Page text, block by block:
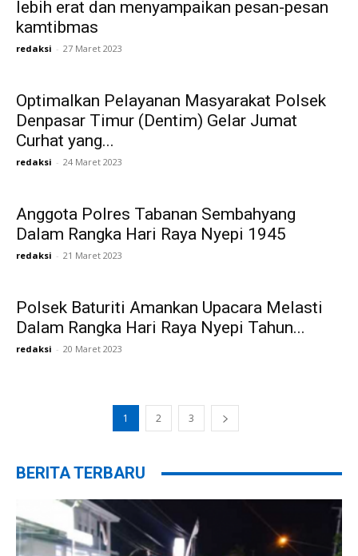
lebih erat dan menyampaikan pesan-pesan
kamtibmas
redaksi - 27 Maret 2023
Optimalkan Pelayanan Masyarakat Polsek
Denpasar Timur (Dentim) Gelar Jumat
Curhat yang...
redaksi - 24 Maret 2023
Anggota Polres Tabanan Sembahyang
Dalam Rangka Hari Raya Nyepi 1945
redaksi - 21 Maret 2023
Polsek Baturiti Amankan Upacara Melasti
Dalam Rangka Hari Raya Nyepi Tahun...
redaksi - 20 Maret 2023
1 2 3
BERITA TERBARU